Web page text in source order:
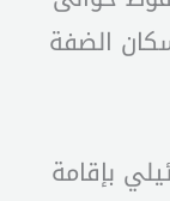
الضفة
بإقامة